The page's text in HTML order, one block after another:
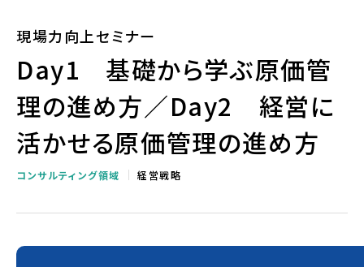
現場力向上セミナー
Day1 基礎から学ぶ原価管
理の進め方／Day2 経営に
活かせる原価管理の進め方
コンサルティング領域 経営戦略